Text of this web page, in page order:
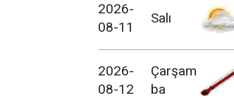
2026-
08-11
Salı
2026-
08-12
Çarşam
ba